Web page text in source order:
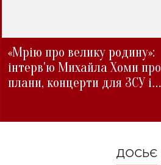
«Мрію про велику родину»:
інтерв'ю Михайла Хоми про
плани, концерти для ЗСУ і
ДОСЬЄ